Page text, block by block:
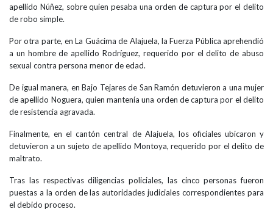
apellido Núñez, sobre quien pesaba una orden de captura por el delito
de robo simple.
Por otra parte, en La Guácima de Alajuela, la Fuerza Pública aprehendió
a un hombre de apellido Rodríguez, requerido por el delito de abuso
sexual contra persona menor de edad.
De igual manera, en Bajo Tejares de San Ramón detuvieron a una mujer
de apellido Noguera, quien mantenía una orden de captura por el delito
de resistencia agravada.
Finalmente, en el cantón central de Alajuela, los oficiales ubicaron y
detuvieron a un sujeto de apellido Montoya, requerido por el delito de
maltrato.
Tras las respectivas diligencias policiales, las cinco personas fueron
puestas a la orden de las autoridades judiciales correspondientes para
el debido proceso.